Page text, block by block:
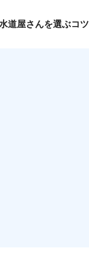
道屋さんを選ぶコツ